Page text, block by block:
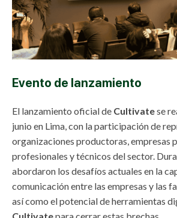
Evento de lanzamiento
El lanzamiento oficial de Cultivatese
junio en Lima, con la participación de
organizaciones productoras, empresas
profesionales y técnicos del sector.
abordaron los desafíos actuales en la
comunicación entre las empresas y las
así como el potencial de herramientas